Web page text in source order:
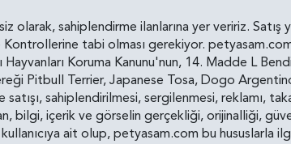
olarak, sahiplendirme ilanlarına yer veririz.
tabi olması gerekiyor.
Koruma Kanunu'nun, 14. Madde L
Pitbull Terrier, Japanese Tosa, Dogo
satışı, sahiplendirilmesi, sergilenmesi, reklamı,
bilgi, içerik ve görselin gerçekliği, orijinalliği,
ait olup, petyasam.com bu hususlarla